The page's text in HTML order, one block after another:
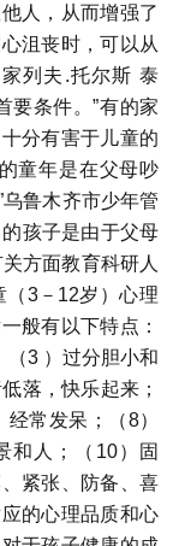
人，从而增强了
沮丧时，可以从
列夫.托尔斯 泰
要条件。”有的家
分有害于儿童的
童年是在父母吵
鲁木齐市少年管
孩子是由于父母
方面教育科研人
3－12岁）心理
般有以下特点：
（3 ）过分胆小和
落，快乐起来；
常发呆；（8）
和人；（10）固
紧张、防备、喜
的心理品质和心